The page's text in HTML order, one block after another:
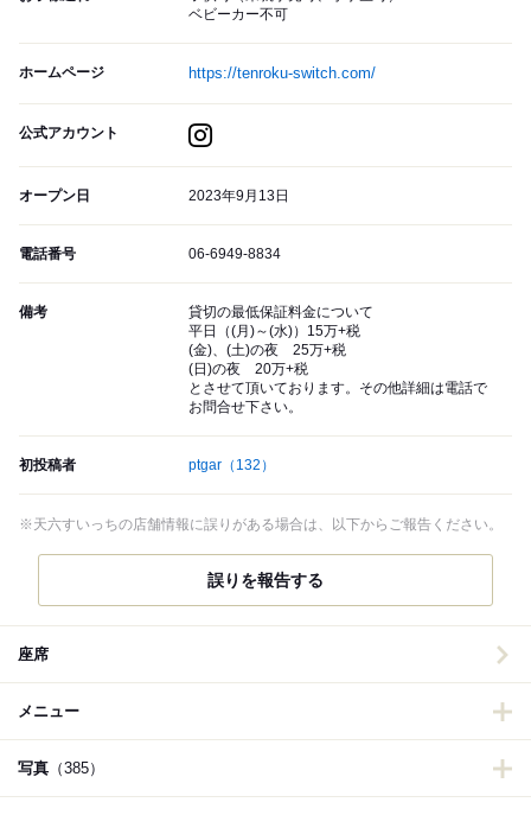
ベビーカー不可
ホームページ https://tenroku-switch.com/
公式アカウント
オープン日 2023年9月13日
電話番号 06-6949-8834
備考
貸切の最低保証料金について
平日（(月)～(水)）15万+税
(金)、(土)の夜 25万+税
(日)の夜 20万+税
とさせて頂いております。その他詳細は電話で
お問合せ下さい。
初投稿者 ptgar （132）
※天六すいっちの店舗情報に誤りがある場合は、以下からご報告ください。
誤りを報告する
座席
メニュー
写真 （385）